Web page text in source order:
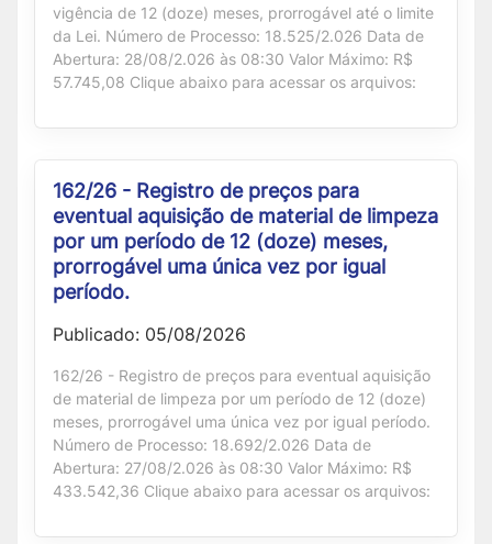
vigência de 12 (doze) meses, prorrogável até o limite
da Lei. Número de Processo: 18.525/2.026 Data de
Abertura: 28/08/2.026 às 08:30 Valor Máximo: R$
57.745,08 Clique abaixo para acessar os arquivos:
162/26 - Registro de preços para
eventual aquisição de material de limpeza
por um período de 12 (doze) meses,
prorrogável uma única vez por igual
período.
Publicado: 05/08/2026
162/26 - Registro de preços para eventual aquisição
de material de limpeza por um período de 12 (doze)
meses, prorrogável uma única vez por igual período.
Número de Processo: 18.692/2.026 Data de
Abertura: 27/08/2.026 às 08:30 Valor Máximo: R$
433.542,36 Clique abaixo para acessar os arquivos: